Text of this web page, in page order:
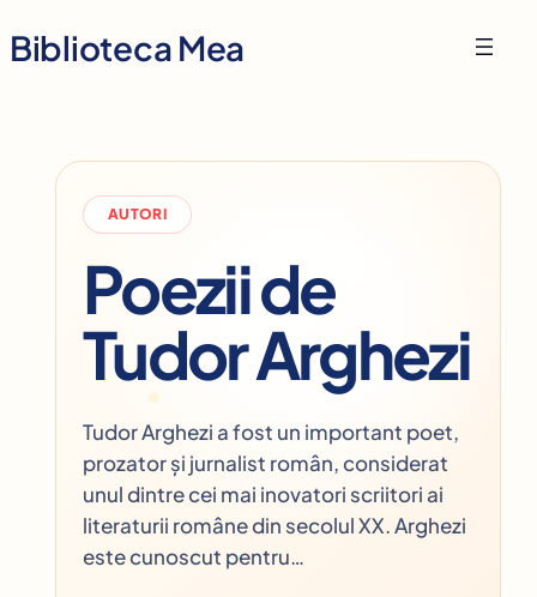
to
Biblioteca Mea
AUTORI
Poezii de
Tudor Arghezi
Tudor Arghezi a fost un important poet,
prozator și jurnalist român, considerat
unul dintre cei mai inovatori scriitori ai
literaturii române din secolul XX. Arghezi
este cunoscut pentru…